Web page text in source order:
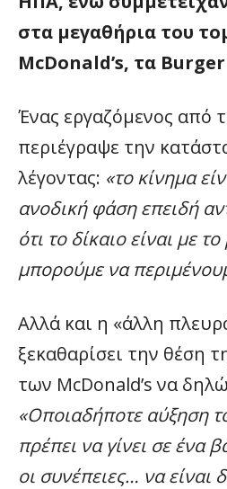
στα μεγαθήρια του
McDonald’s, τα
Ένας εργαζόμενος από
περιέγραψε την
λέγοντας: «το κίνημα
ανοδική φάση επειδή
ότι το δίκαιο είναι με
μπορούμε να
Αλλά και η «άλλη
ξεκαθαρίσει την θέση
των McDonald’s να
«Οποιαδήποτε αύξηση
πρέπει να γίνει σε ένα
οι συνέπειες… να είναι